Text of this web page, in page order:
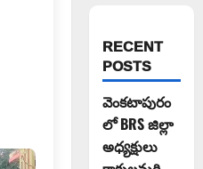
RECENT
POSTS
వెంకటాపురం
లో BRS జిల్లా
అధ్యక్షులు